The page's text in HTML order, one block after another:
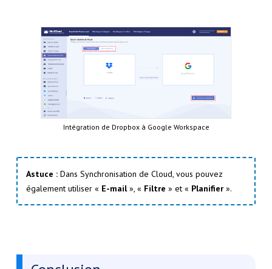
Intégration de Dropbox à Google Workspace
Astuce :Dans Synchronisation de Cloud, vous pouvez
également utiliser « E-mail», « Filtre » et « Planifier».